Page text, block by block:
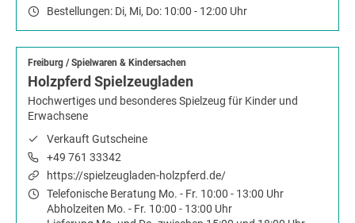
Bestellungen: Di, Mi, Do: 10:00 - 12:00 Uhr
Freiburg /Spielwaren & Kindersachen
Holzpferd Spielzeugladen
Hochwertiges und besonderes Spielzeug für Kinder und
Erwachsene
Verkauft Gutscheine
+49 761 33342
https://spielzeugladen-holzpferd.de/
Telefonische Beratung Mo. - Fr. 10:00 - 13:00 Uhr
Abholzeiten Mo. - Fr. 10:00 - 13:00 Uhr